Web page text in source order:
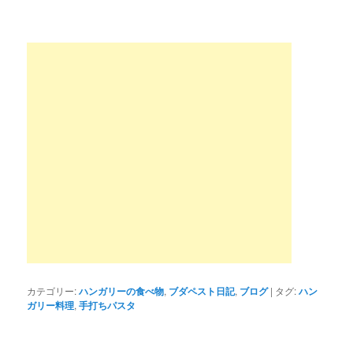
カテゴリー:ハンガリーの食べ物, ブダペスト日記, ブログ | タグ:ハン
ガリー料理,手打ちパスタ